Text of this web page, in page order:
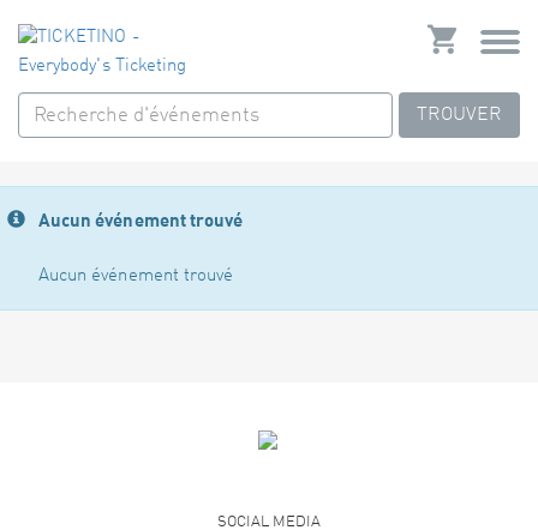
TROUVER
Aucun événement trouvé
Aucun événement trouvé
SOCIAL MEDIA